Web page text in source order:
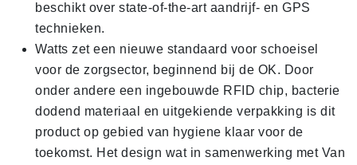
beschikt over state-of-the-art aandrijf- en GPS
technieken.
Watts zet een nieuwe standaard voor schoeisel
voor de zorgsector, beginnend bij de OK. Door
onder andere een ingebouwde RFID chip, bacterie
dodend materiaal en uitgekiende verpakking is dit
product op gebied van hygiene klaar voor de
toekomst. Het design wat in samenwerking met Van